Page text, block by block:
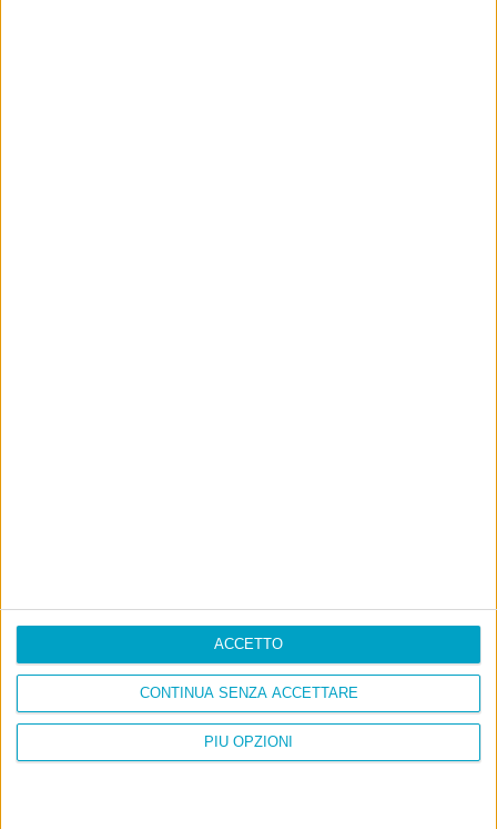
PIÙ OPZIONI
CONTINUA SENZA ACCETTARE
ACCETTO